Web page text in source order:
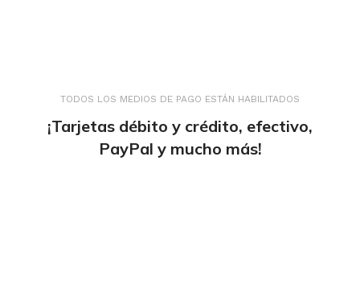
TODOS LOS MEDIOS DE PAGO ESTÁN HABILITADOS
¡Tarjetas débito y crédito, efectivo,
PayPal y mucho más!